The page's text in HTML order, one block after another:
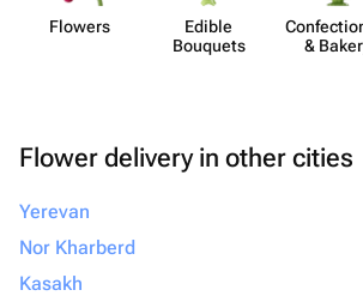
Flowers
Edible
Bouquets
&
Flower delivery in other cities
Yerevan
Nor Kharberd
Kasakh